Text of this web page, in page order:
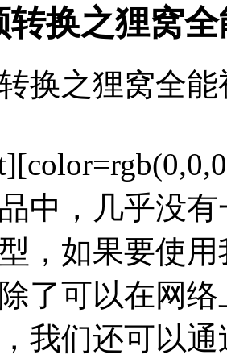
转换之狸窝
换之狸窝全
中，几乎没
，如果要使
了可以在网
我们还可以